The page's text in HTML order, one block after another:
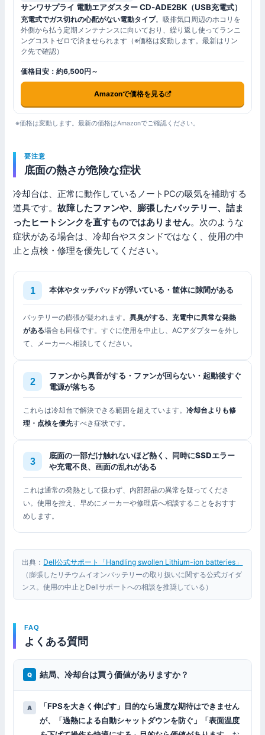
サンワサプライ 電動エアダスター CD-ADE2BK（USB充電式）
充電式でガス切れの心配がない電動タイプ。吸排気口周辺のホコリを
外側から払う定期メンテナンスに向いており、繰り返し使ってランニ
ングコストゼロで済ませられます（※価格は変動します。最新はリン
ク先で確認）
価格目安：約6,500円～
Amazonで価格を見る
※価格は変動します。最新の価格はAmazonでご確認ください。
要注意
底面の熱さが危険な症状
冷却台は、正常に動作しているノートPCの吸気を補助する
道具です。故障したファンや、膨張したバッテリー、詰ま
ったヒートシンクを直すものではありません。次のような
症状がある場合は、冷却台やスタンドではなく、使用の中
止と点検・修理を優先してください。
本体やタッチパッドが浮いている・筐体に隙間がある
バッテリーの膨張が疑われます。異臭がする、充電中に異常な発熱
がある場合も同様です。すぐに使用を中止し、ACアダプターを外し
て、メーカーへ相談してください。
ファンから異音がする・ファンが回らない・起動後すぐ
電源が落ちる
これらは冷却台で解決できる範囲を超えています。冷却台よりも修
理・点検を優先すべき症状です。
底面の一部だけ触れないほど熱く、同時にSSDエラー
や充電不良、画面の乱れがある
これは通常の発熱として扱わず、内部部品の異常を疑ってくださ
い。使用を控え、早めにメーカーや修理店へ相談することをおすす
めします。
出典： Dell公式サポート「Handling swollen Lithium-ion batteries」
（膨張したリチウムイオンバッテリーの取り扱いに関する公式ガイダ
ンス。使用の中止とDellサポートへの相談を推奨している）
FAQ
よくある質問
結局、冷却台は買う価値がありますか？
「FPSを大きく伸ばす」目的なら過度な期待はできません
が、「過熱による自動シャットダウンを防ぐ」「表面温度